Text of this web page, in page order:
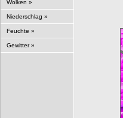
Wolken »
Niederschlag »
Feuchte »
Gewitter »